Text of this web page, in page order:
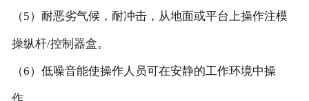
视频栏目
曲臂型高空作业平台
（5）耐恶劣气候，耐冲击，从地面或平台上操作注模
操纵杆/控制器盒。
（6）低噪音能使操作人员可在安静的工作环境中操